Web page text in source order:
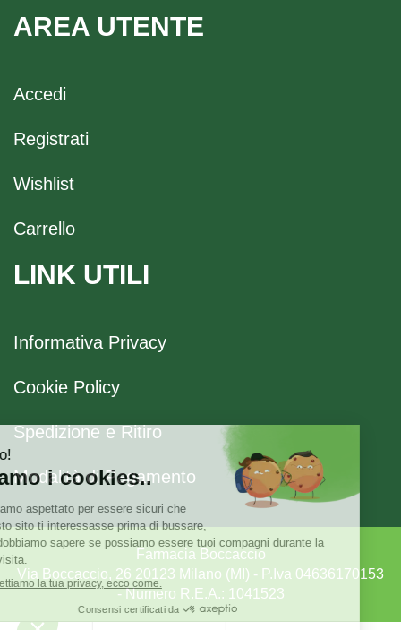
AREA UTENTE
Accedi
Registrati
Wishlist
Carrello
LINK UTILI
Informativa Privacy
Cookie Policy
Spedizione e Ritiro
Modalità di Pagamento
Farmacia Boccaccio
Via Boccaccio, 26 20123 Milano (MI) - P.Iva 04636170153
- Numero R.E.A.: 1041523